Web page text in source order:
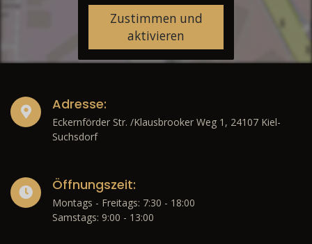
Zustimmen und
aktivieren
Adresse:
Eckernförder Str. /Klausbrooker Weg 1, 24107 Kiel-
Suchsdorf
Öffnungszeit:
Montags - Freitags: 7:30 - 18:00
Samstags: 9:00 - 13:00